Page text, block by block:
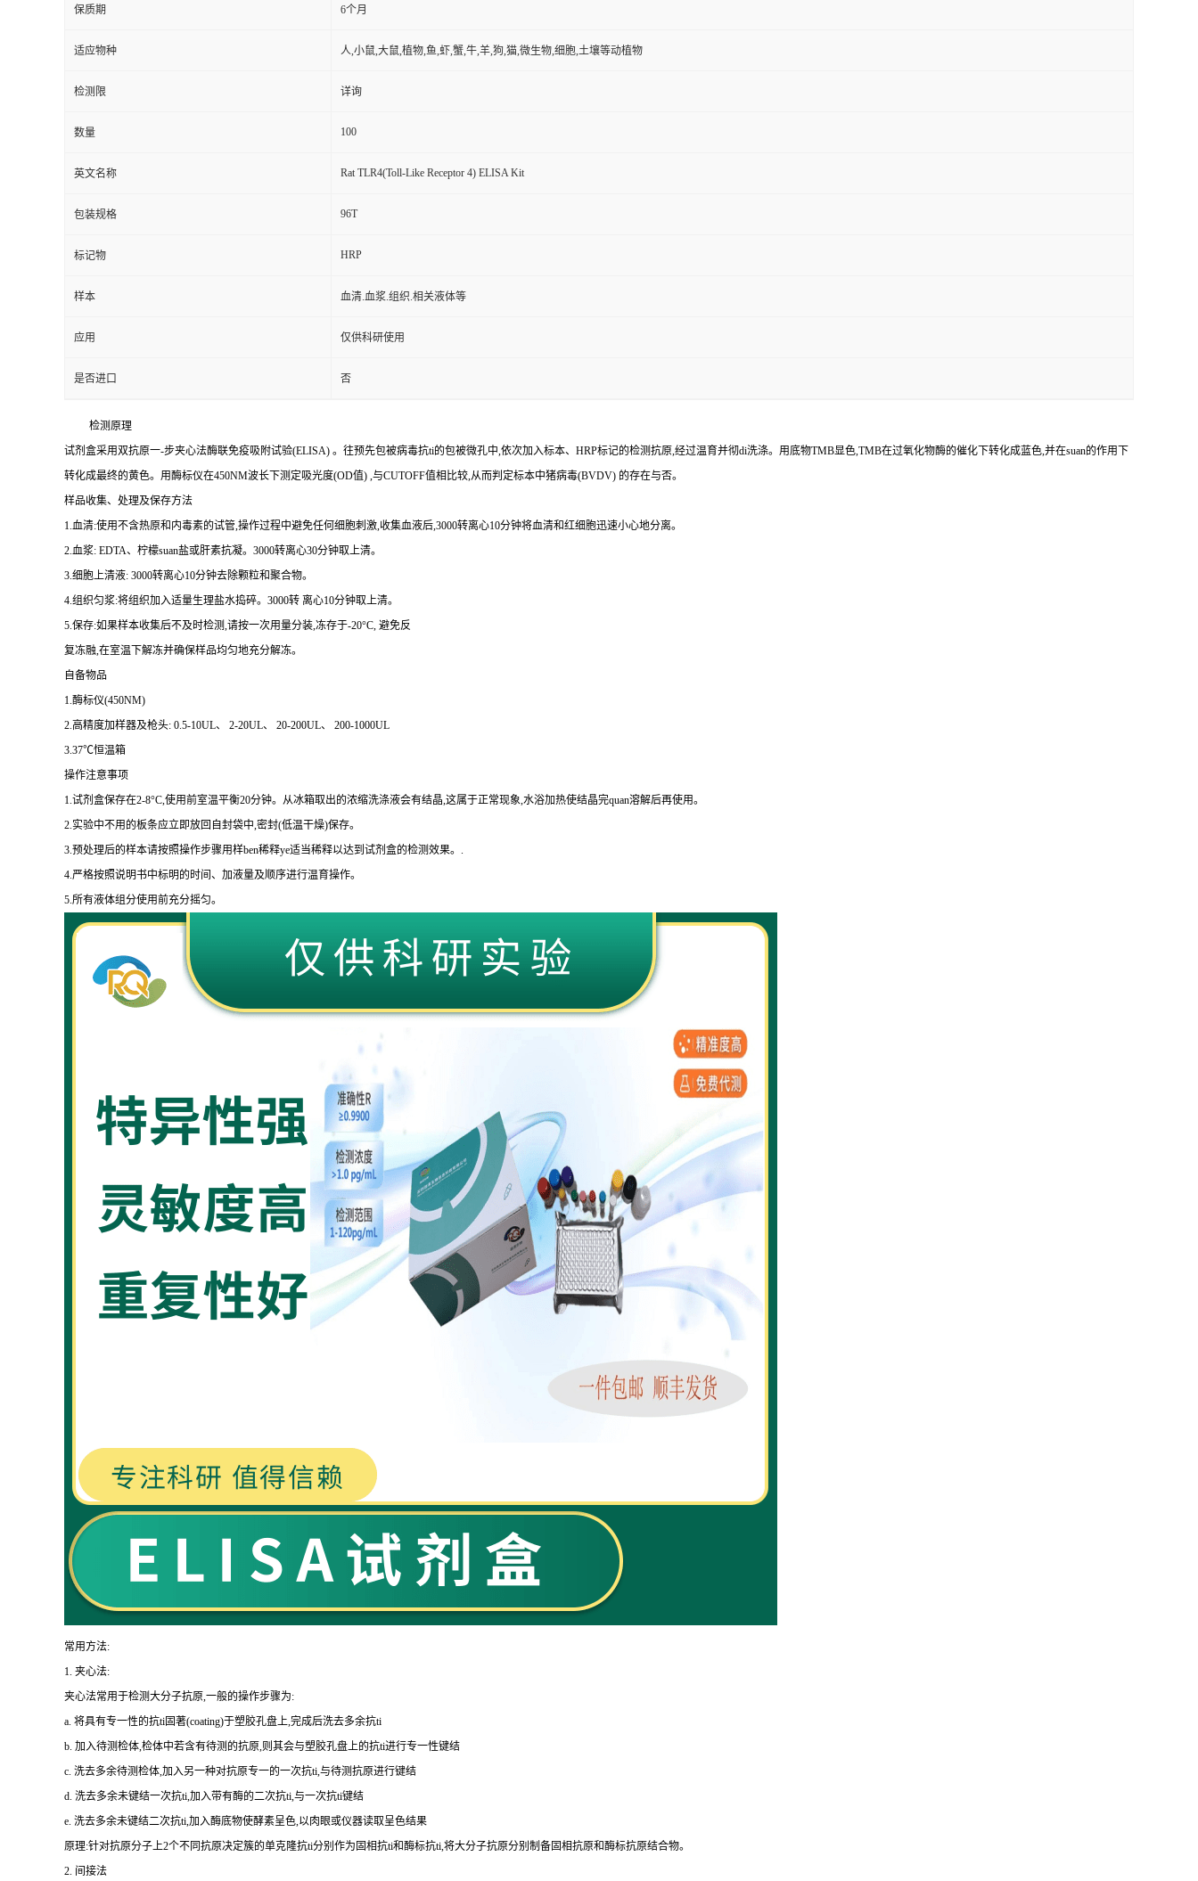
保质期 6个月
适应物种 人,小鼠,大鼠,植物,鱼,虾,蟹,牛,羊,狗,猫,微生物,细胞,土壤等动植物
检测限 详询
数量 100
英文名称 Rat TLR4(Toll-Like Receptor 4) ELISA Kit
包装规格 96T
标记物 HRP
样本 血清.血浆.组织.相关液体等
应用 仅供科研使用
是否进口 否
检测原理
试剂盒采用双抗原一-步夹心法酶联免疫吸附试验(ELISA) 。往预先包被病毒抗ti的包被微孔中,依次加入标本、 HRP标记的检测抗原,经过温育并彻di洗涤。用底物TMB显色,TMB在过氧化物酶的催化下转化成蓝色,并在suan的作用下
转化成最终的黄色。用酶标仪在450NM波长下测定吸光度(OD值) ,与CUTOFF值相比较,从而判定标本中猪病毒(BVDV) 的存在与否。
样品收集、处理及保存方法
1.血清:使用不含热原和内毒素的试管,操作过程中避免任何细胞刺激,收集血液后,3000转离心10分钟将血清和红细胞迅速小心地分离。
2.血浆: EDTA、柠檬suan盐或肝素抗凝。 3000转离心30分钟取上清。
3.细胞上清液: 3000转离心10分钟去除颗粒和聚合物。
4.组织匀浆:将组织加入适量生理盐水捣碎。 3000转 离心10分钟取上清。
5.保存:如果样本收集后不及时检测,请按一次用量分装,冻存于-20°C, 避免反
复冻融,在室温下解冻并确保样品均匀地充分解冻。
自备物品
1.酶标仪(450NM)
2.高精度加样器及枪头: 0.5-10UL、 2-20UL、 20-200UL、 200-1000UL
3.37℃恒温箱
操作注意事项
1.试剂盒保存在2-8°C,使用前室温平衡20分钟。从冰箱取出的浓缩洗涤液会有结晶,这属于正常现象,水浴加热使结晶完quan溶解后再使用。
2.实验中不用的板条应立即放回自封袋中,密封(低温干燥)保存。
3.预处理后的样本请按照操作步骤用样ben稀释ye适当稀释以达到试剂盒的检测效果。 .
4.严格按照说明书中标明的时间、加液量及顺序进行温育操作。
5.所有液体组分使用前充分摇匀。
常用方法:
1. 夹心法:
夹心法常用于检测大分子抗原,一般的操作步骤为:
a. 将具有专一性的抗ti固著(coating)于塑胶孔盘上,完成后洗去多余抗ti
b. 加入待测检体,检体中若含有待测的抗原,则其会与塑胶孔盘上的抗ti进行专一性键结
c. 洗去多余待测检体,加入另一种对抗原专一的一次抗ti,与待测抗原进行键结
d. 洗去多余未键结一次抗ti,加入带有酶的二次抗ti,与一次抗ti键结
e. 洗去多余未键结二次抗ti,加入酶底物使酵素呈色,以肉眼或仪器读取呈色结果
原理:针对抗原分子上2个不同抗原决定簇的单克隆抗ti分别作为固相抗ti和酶标抗ti,将大分子抗原分别制备固相抗原和酶标抗原结合物。
2. 间接法